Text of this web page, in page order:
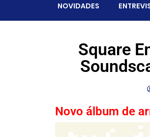
NOVIDADES
Square
Novo álbum de